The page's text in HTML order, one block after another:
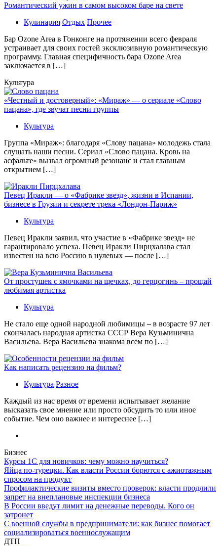
Романтический ужин в самом высоком баре на свете
Кулинария Отдых Прочее
Бaр Ozone Area в Гонконге на протяжении всего февраля
устраивает для своих гостей эксклюзивную романтическую
программу. Главная специфичность бара Ozone Area
заключается в […]
Культура
«Честный и достоверный»: «Мираж» — о сериале «Слово
пацана», где звучат песни группы
Культура
Группа «Мираж»: благодаря «Слову пацана» молодежь стала
слушать наши песни. Сериал «Слово пацана. Кровь на
асфальте» вызвал огромный резонанс и стал главным
открытием […]
Певец Иракли — о «Фабрике звезд», жизни в Испании,
бизнесе в Грузии и секрете трека «Лондон-Париж»
Культура
Певец Иракли заявил, что участие в «Фабрике звезд» не
гарантировало успеха. Певец Иракли Пирцхалава стал
известен на всю Россию в нулевых — после […]
От простушек с ямочками на щечках, до герцогинь – прощай
любимая артистка
Культура
Не стало еще одной народной любимицы – в возрасте 97 лет
скончалась народная артистка СССР Вера Кузьминична
Васильева. Вера Васильева знакома всем по […]
Как написать рецензию на фильм?
Культура Разное
Каждый из нас время от времени испытывает желание
высказать свое мнение или просто обсудить то или иное
событие. Чем оно важнее и интереснее […]
Бизнес
Курсы 1С для новичков: чему можно научиться?
Яйца по-турецки. Как власти России борются с ажиотажным
спросом на продукт
Профилактические визиты вместо проверок: власти продлили
запрет на внеплановые инспекции бизнеса
В России введут лимит на денежные переводы. Кого он
затронет
С военной службы в предприниматели: как бизнес помогает
социализироваться военнослужащим
ДТП